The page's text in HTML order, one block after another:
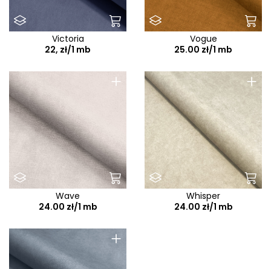
Victoria
22, zł/1 mb
Vogue
25.00 zł/1 mb
+
Wave
24.00 zł/1 mb
+
Whisper
24.00 zł/1 mb
+